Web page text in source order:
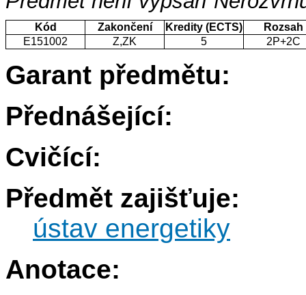
Kód Zakončení Kredity (ECTS)
Rozsah
E151002
Z,ZK 5 2P+2C
Garant předmětu:
Přednášející:
Cvičící:
Předmět zajišťuje:
ústav energetiky
Anotace: